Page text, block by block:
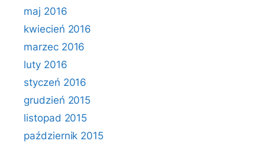
maj 2016
kwiecień 2016
marzec 2016
luty 2016
styczeń 2016
grudzień 2015
listopad 2015
październik 2015